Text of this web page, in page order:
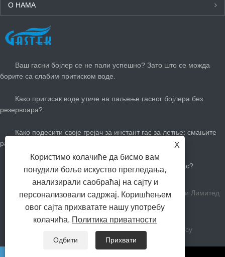
О НАМА
НАЈНОВИЈЕ ВЕСТИ
Ваш гасни бојлер се не пали успешно? Зато што се можда
борите са слабим притиском воде.
Како притисак воде утиче на паљење гасног бојлера без
резервоара?
Како подесити своје грејач за инстант гас за летње: смањите
рачуне за гас и останите цоол
Колико вам је потребан велики бој топле воде за гас?
Цопиригхт Зхонгсхан Гастек Хоме Апплианце Цомпани Лимитед
Сва права задржана.
RSS XML Privacy Policy
X
Користимо колачиће да бисмо вам
понудили боље искуство прегледања,
анализирали саобраћај на сајту и
персонализовали садржај. Коришћењем
овог сајта прихватате нашу употребу
колачића. Политика приватности
Одбити Прихвати